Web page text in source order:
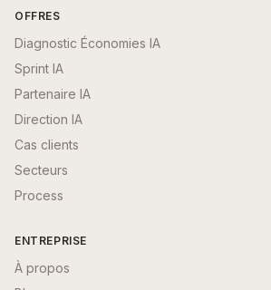
OFFRES
Diagnostic Économies IA
Sprint IA
Partenaire IA
Direction IA
Cas clients
Secteurs
Process
ENTREPRISE
À propos